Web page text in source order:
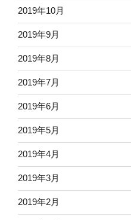
2019年10月
2019年9月
2019年8月
2019年7月
2019年6月
2019年5月
2019年4月
2019年3月
2019年2月